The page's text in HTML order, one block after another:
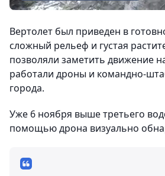
Вертолет был приведен в
сложный рельеф и густая
позволяли заметить движение
работали дроны и командно-
города.
Уже 6 ноября выше третьего
помощью дрона визуально